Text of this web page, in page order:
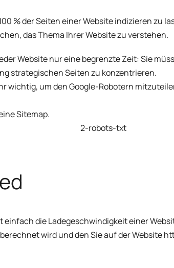
% der Seiten einer Website indizieren zu
das Thema Ihrer Website zu verstehen.
Website nur eine begrenzte Zeit: Sie
strategischen Seiten zu konzentrieren.
wichtig, um den Google-Robotern
Sitemap.
die Ladegeschwindigkeit einer
wird und den Sie auf der Website